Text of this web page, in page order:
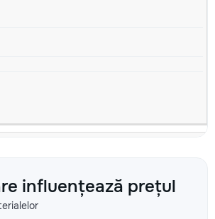
influențează prețul